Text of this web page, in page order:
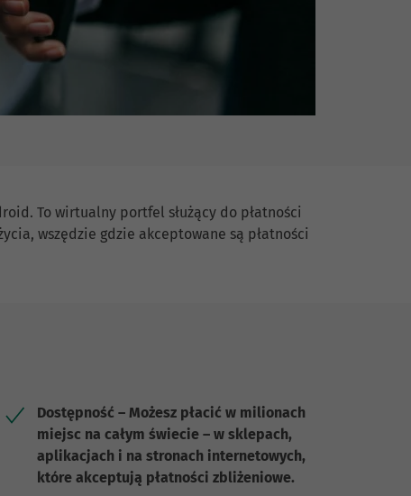
To wirtualny portfel służący do płatności
wszędzie gdzie akceptowane są płatności
Dostępność – Możesz płacić w milionach
miejsc na całym świecie – w sklepach,
aplikacjach i na stronach internetowych,
które akceptują płatności zbliżeniowe.